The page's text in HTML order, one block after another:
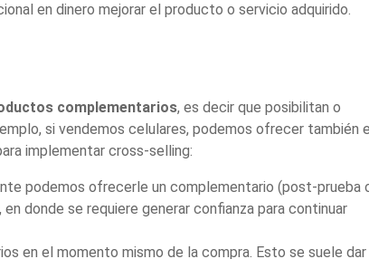
en dinero mejorar el producto o servicio adquirido.
complementarios, es decir que posibilitan o
si vendemos celulares, podemos ofrecer también el
implementar cross-selling:
podemos ofrecerle un complementario (post-prueba
donde se requiere generar confianza para continuar
en el momento mismo de la compra. Esto se suele dar